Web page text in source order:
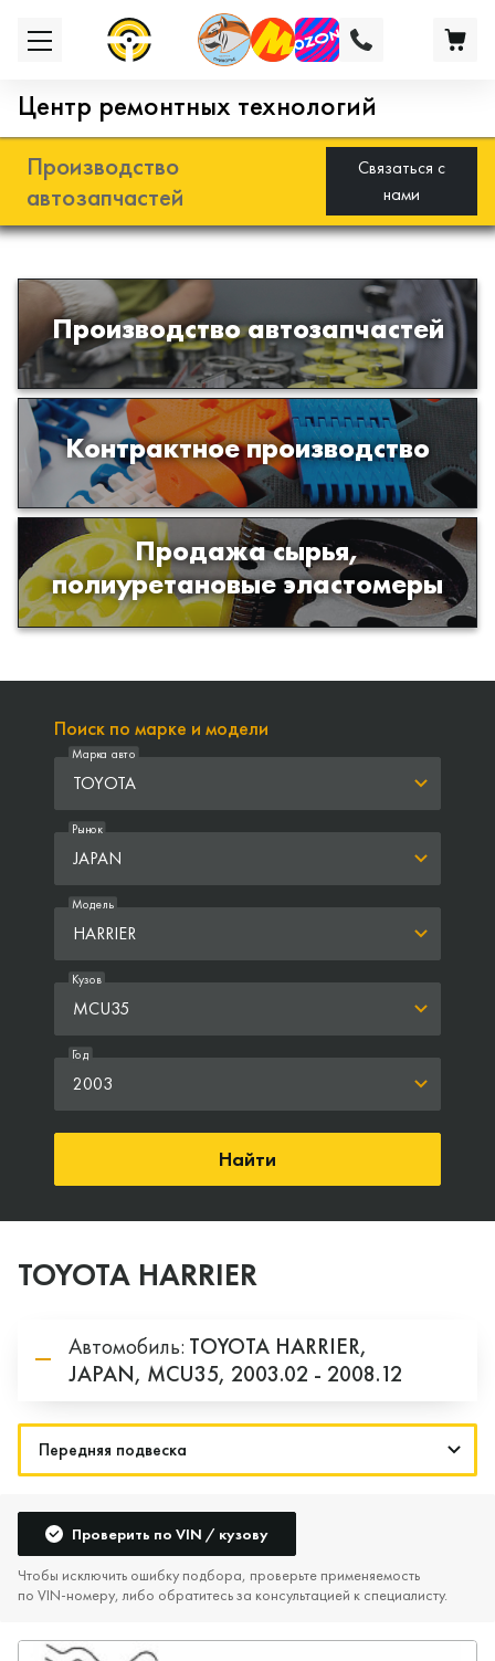
Центр ремонтных технологий
Производство
автозапчастей
Связаться с
нами
Производство автозапчастей
Разработка и производство деталей
из эластомеров для подвески
автомобиля
Контрактное производство
Производство изделий из пластиков
и полимеров по образцам либо
чертежам заказчика
Продажа сырья,
полиуретановые эластомеры
Продажа сырья для производства
изделий из полиуретана
Поиск по марке и модели
TOYOTA
Марка авто
JAPAN
Рынок
HARRIER
Модель
MCU35
Кузов
2003
Год
Найти
TOYOTA HARRIER
Автомобиль: TOYOTA HARRIER,
JAPAN, MCU35, 2003.02 - 2008.12
Проверить по VIN / кузову
Чтобы исключить ошибку подбора, проверьте применяемость
по VIN‑номеру, либо обратитесь за консультацией к специалисту.